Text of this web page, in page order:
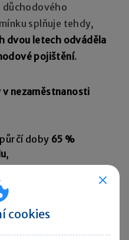
důchodového
splňuje tehdy,
dvou letech odváděla
pojištění.
nezaměstnanosti
doby 65 %
,
,
45 %
cookies